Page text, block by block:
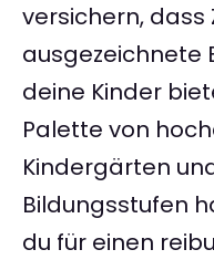
versichern,
ausgezeichnete
deine Kinder
Palette von
Kindergärten
Bildungsstufen
du für einen